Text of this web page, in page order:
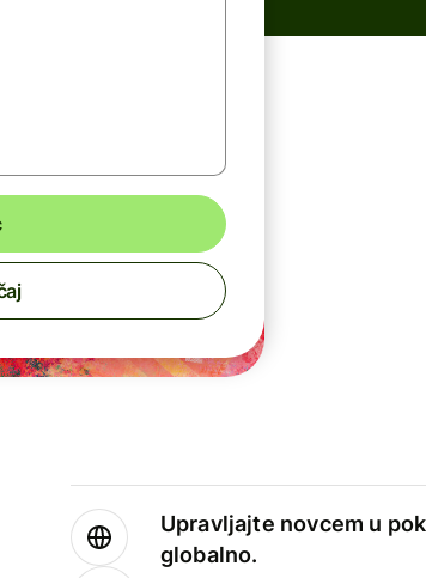
Upravljajte novcem u
globalno.